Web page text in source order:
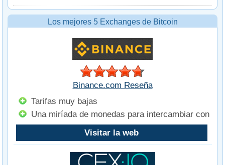
Los mejores 5 Exchanges de Bitcoin
Binance.com Reseña
Tarifas muy bajas
Una miríada de monedas para intercambiar con
Visitar la web